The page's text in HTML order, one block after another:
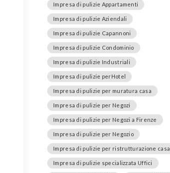
Impresa di pulizie Appartamenti
Impresa di pulizie Aziendali
Impresa di pulizie Capannoni
Impresa di pulizie Condominio
Impresa di pulizie Industriali
Impresa di pulizie perHotel
Impresa di pulizie per muratura casa
Impresa di pulizie per Negozi
Impresa di pulizie per Negozi a Firenze
Impresa di pulizie per Negozio
Impresa di pulizie per ristrutturazione casa
Impresa di pulizie specializzata Uffici